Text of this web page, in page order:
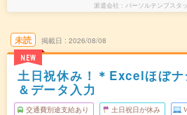
派遣会社 パーソルテンプスタ
未読
NEW
掲載日 2026/08/08
土日祝休み！＊Excelほぼ
＆データ入力
交通費別途支給あり 土日祝日が休み